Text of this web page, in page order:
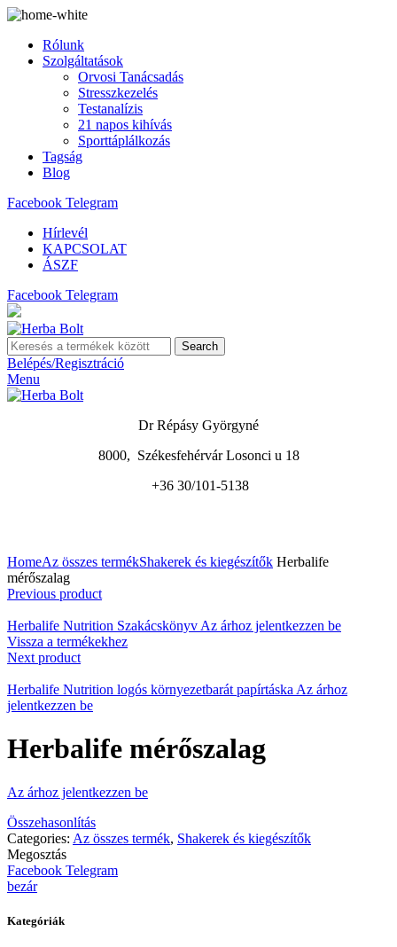
Rólunk
Szolgáltatások
Orvosi Tanácsadás
Stresszkezelés
Testanalízis
21 napos kihívás
Sporttáplálkozás
Tagság
Blog
Facebook Telegram
Hírlevél
KAPCSOLAT
ÁSZF
Facebook Telegram
Search
Belépés/Regisztráció
Menu
Dr Répásy Györgyné
8000, Székesfehérvár Losonci u 18
+36 30/101-5138
HomeAz összes termékShakerek és kiegészítők Herbalife
mérőszalag
Previous product
Herbalife Nutrition Szakácskönyv Az árhoz jelentkezzen be
Vissza a termékekhez
Next product
Herbalife Nutrition logós környezetbarát papírtáska Az árhoz
jelentkezzen be
Herbalife mérőszalag
Az árhoz jelentkezzen be
Összehasonlítás
Categories: Az összes termék, Shakerek és kiegészítők
Megosztás
Facebook Telegram
bezár
Kategóriák